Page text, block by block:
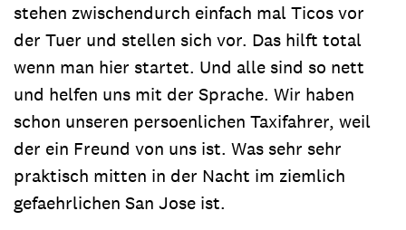
stehen zwischendurch einfach mal Ticos vor
der Tuer und stellen sich vor. Das hilft total
wenn man hier startet. Und alle sind so nett
und helfen uns mit der Sprache. Wir haben
schon unseren persoenlichen Taxifahrer, weil
der ein Freund von uns ist. Was sehr sehr
praktisch mitten in der Nacht im ziemlich
gefaehrlichen San Jose ist.